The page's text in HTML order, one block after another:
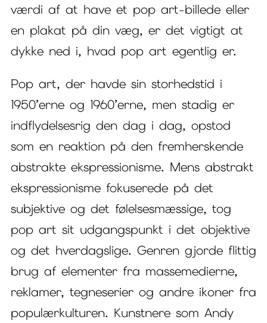
værdi af at have et pop art-billede eller
en plakat på din væg, er det vigtigt at
dykke ned i, hvad pop art egentlig er.
Pop art, der havde sin storhedstid i
1950’erne og 1960’erne, men stadig er
indflydelsesrig den dag i dag, opstod
som en reaktion på den fremherskende
abstrakte ekspressionisme. Mens abstrakt
ekspressionisme fokuserede på det
subjektive og det følelsesmæssige, tog
pop art sit udgangspunkt i det objektive
og det hverdagslige. Genren gjorde flittig
brug af elementer fra massemedierne,
reklamer, tegneserier og andre ikoner fra
populærkulturen. Kunstnere som Andy